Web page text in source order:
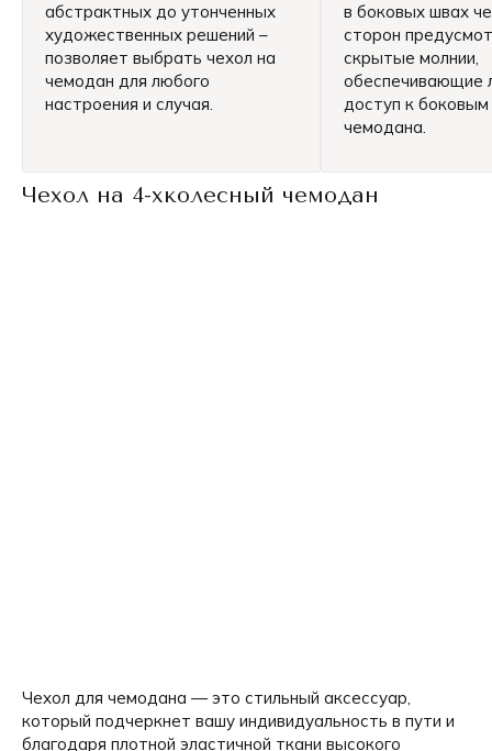
абстрактных до утонченных
художественных решений –
позволяет выбрать чехол на
чемодан для любого
настроения и случая.
в боковых швах
сторон
скрытые молнии,
обеспечивающие
доступ к
чемодана.
Чехол на 4-хколесный чемодан
Чехол для чемодана — это стильный аксессуар,
который подчеркнет вашу индивидуальность в пути и
благодаря плотной эластичной ткани высокого